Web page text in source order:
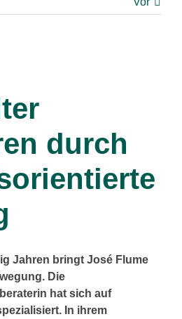
durch
Jahren bringt José Flume
Die
hat sich auf
In ihrem